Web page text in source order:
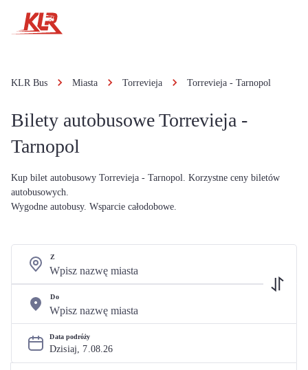
KLR Bus Miasta Torrevieja Torrevieja - Tarnopol
Bilety autobusowe Torrevieja -
Tarnopol
Kup bilet autobusowy Torrevieja - Tarnopol. Korzystne ceny biletów
autobusowych.
Wygodne autobusy. Wsparcie całodobowe.
Z
Do
Data podróży
Dzisiaj, 7.08.26